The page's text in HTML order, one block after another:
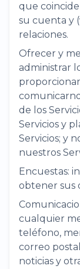
que
su cuenta y
relaciones.
Ofrecer y
administrar
de los
Servicios y
Servicios; y
nuestros
Encuestas:
obtener sus
cualquier
teléfono,
correo
noticias y